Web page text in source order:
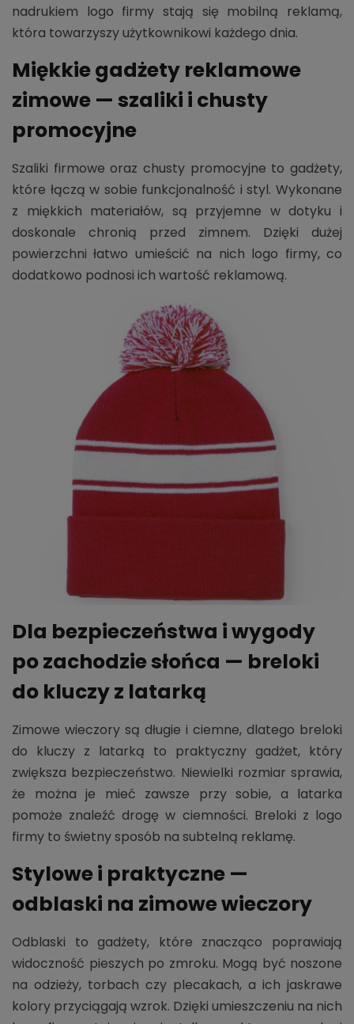
nadrukiem logo firmy stają się mobilną reklamą,
która towarzyszy użytkownikowi każdego dnia.
Miękkie gadżety reklamowe
zimowe — szaliki i chusty
promocyjne
Szaliki firmowe oraz chusty promocyjne to gadżety,
które łączą w sobie funkcjonalność i styl. Wykonane
z miękkich materiałów, są przyjemne w dotyku i
doskonale chronią przed zimnem. Dzięki dużej
powierzchni łatwo umieścić na nich logo firmy, co
dodatkowo podnosi ich wartość reklamową.
Dla bezpieczeństwa i wygody
po zachodzie słońca — breloki
do kluczy z latarką
Zimowe wieczory są długie i ciemne, dlatego breloki
do kluczy z latarką to praktyczny gadżet, który
zwiększa bezpieczeństwo. Niewielki rozmiar sprawia,
że można je mieć zawsze przy sobie, a latarka
pomoże znaleźć drogę w ciemności. Breloki z logo
firmy to świetny sposób na subtelną reklamę.
Stylowe i praktyczne —
odblaski na zimowe wieczory
Odblaski to gadżety, które znacząco poprawiają
widoczność pieszych po zmroku. Mogą być noszone
na odzieży, torbach czy plecakach, a ich jaskrawe
kolory przyciągają wzrok. Dzięki umieszczeniu na nich